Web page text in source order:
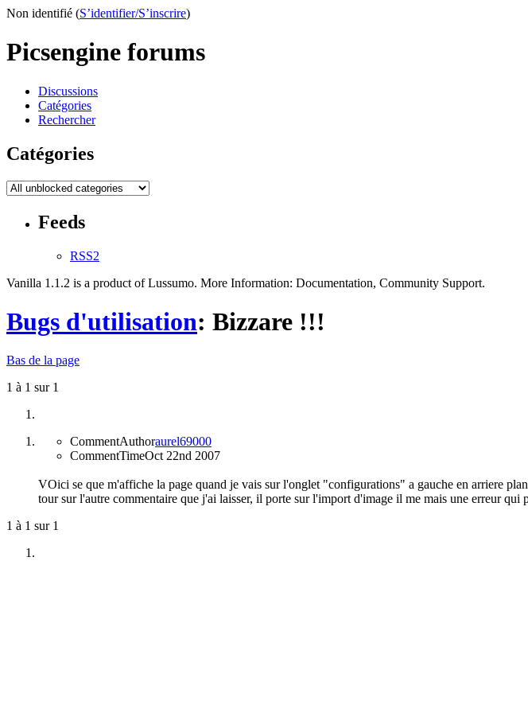
Non identifié (S’identifier/S’inscrire)
Picsengine forums
Discussions
Catégories
Rechercher
Catégories
Feeds
RSS2
Vanilla 1.1.2 is a product of Lussumo. More Information: Documentation, Community Support.
Bugs d'utilisation: Bizzare !!!
Bas de la page
1 à 1 sur 1
CommentAuthoraurel69000
CommentTimeOct 22nd 2007
VOici se que m'affiche la page quand je vais sur l'onglet "configurations" a gauche en arriere
tour sur l'autre commentaire que j'ai laisser, il porte sur l'import d'image il me mais une erreur
1 à 1 sur 1